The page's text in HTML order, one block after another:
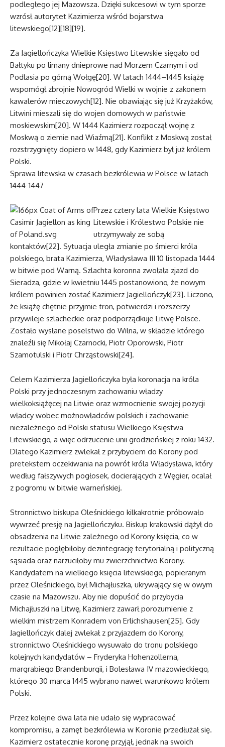
podległego jej Mazowsza. Dzięki sukcesowi w tym sporze
wzrósł autorytet Kazimierza wśród bojarstwa
litewskiego[12][18][19].
Za Jagiellończyka Wielkie Księstwo Litewskie sięgało od
Bałtyku po limany dnieprowe nad Morzem Czarnym i od
Podlasia po górną Wołgę[20]. W latach 1444–1445 książę
wspomógł zbrojnie Nowogród Wielki w wojnie z zakonem
kawalerów mieczowych[12]. Nie obawiając się już Krzyżaków,
Litwini mieszali się do wojen domowych w państwie
moskiewskim[20]. W 1444 Kazimierz rozpoczął wojnę z
Moskwą o ziemie nad Wiaźmą[21]. Konflikt z Moskwą został
rozstrzygnięty dopiero w 1448, gdy Kazimierz był już królem
Polski.
Sprawa litewska w czasach bezkrólewia w Polsce w latach
1444-1447
Przez cztery lata Wielkie Księstwo
Litewskie i Królestwo Polskie nie
utrzymywały ze sobą
kontaktów[22]. Sytuacja uległa zmianie po śmierci króla
polskiego, brata Kazimierza, Władysława III 10 listopada 1444
w bitwie pod Warną. Szlachta koronna zwołała zjazd do
Sieradza, gdzie w kwietniu 1445 postanowiono, że nowym
królem powinien zostać Kazimierz Jagiellończyk[23]. Liczono,
że książę chętnie przyjmie tron, potwierdzi i rozszerzy
przywileje szlacheckie oraz podporządkuje Litwę Polsce.
Zostało wysłane poselstwo do Wilna, w składzie którego
znaleźli się Mikołaj Czarnocki, Piotr Oporowski, Piotr
Szamotulski i Piotr Chrząstowski[24].
Celem Kazimierza Jagiellończyka była koronacja na króla
Polski przy jednoczesnym zachowaniu władzy
wielkoksiążęcej na Litwie oraz wzmocnienie swojej pozycji
władcy wobec możnowładców polskich i zachowanie
niezależnego od Polski statusu Wielkiego Księstwa
Litewskiego, a więc odrzucenie unii grodzieńskiej z roku 1432.
Dlatego Kazimierz zwlekał z przybyciem do Korony pod
pretekstem oczekiwania na powrót króla Władysława, który
według fałszywych pogłosek, docierających z Węgier, ocalał
z pogromu w bitwie warneńskiej.
Stronnictwo biskupa Oleśnickiego kilkakrotnie próbowało
wywrzeć presję na Jagiellończyku. Biskup krakowski dążył do
obsadzenia na Litwie zależnego od Korony księcia, co w
rezultacie pogłębiłoby dezintegrację terytorialną i polityczną
sąsiada oraz narzuciłoby mu zwierzchnictwo Korony.
Kandydatem na wielkiego księcia litewskiego, popieranym
przez Oleśnickiego, był Michajłuszka, ukrywający się w owym
czasie na Mazowszu. Aby nie dopuścić do przybycia
Michajłuszki na Litwę, Kazimierz zawarł porozumienie z
wielkim mistrzem Konradem von Erlichshausen[25]. Gdy
Jagiellończyk dalej zwlekał z przyjazdem do Korony,
stronnictwo Oleśnickiego wysuwało do tronu polskiego
kolejnych kandydatów – Fryderyka Hohenzollerna,
margrabiego Brandenburgii, i Bolesława IV mazowieckiego,
którego 30 marca 1445 wybrano nawet warunkowo królem
Polski.
Przez kolejne dwa lata nie udało się wypracować
kompromisu, a zamęt bezkrólewia w Koronie przedłużał się.
Kazimierz ostatecznie koronę przyjął, jednak na swoich